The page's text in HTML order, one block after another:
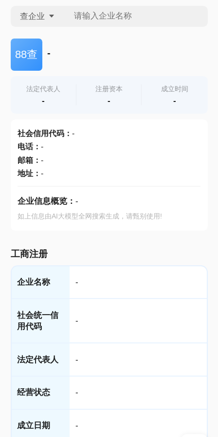
查企业
查企业
查产地
88查 -
法定代表人
-
注册资本
-
成立时间
-
社会信用代码： -
电话： -
邮箱： -
地址： -
企业信息概览： -
如上信息由AI大模型全网搜索生成，请甄别使用!
工商注册
企业名称 -
社会统一信
用代码
-
法定代表人 -
经营状态 -
成立日期 -